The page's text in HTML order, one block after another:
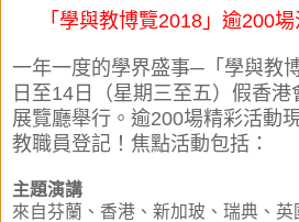
「學與教博覽2018」逾200
一年一度的學界盛事─「學與教
日至14日（星期三至五）假香
展覽廳舉行。逾200場精彩活動
教職員登記！焦點活動包括：
主題演講
來自芬蘭、香港、新加玻、瑞典、